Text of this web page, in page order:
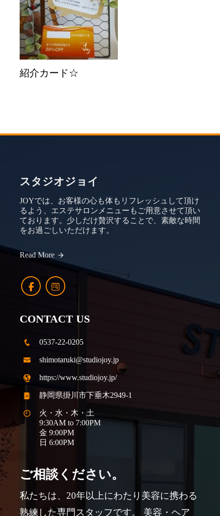
紹介カード☆
スタジオジョイ
JOYでは、お客様の心も体もリフレッシュして頂け
るよう、エステサロンメニューもご用意させて頂い
ております。少しだけ贅沢することで、素敵な時間
をお過ごしいただけます。
Read More
CONTACT US
0537-22-0205
shimotaruki@studiojoy.jp
https://www.studiojoy.jp/
静岡県掛川市下垂木2949-1
火・水・木・土
9:30AM to 7:00PM
金 9:00PM
日 6:00PM
ご相談ください。
私たちは、20年以上にわたり美容に携わる
熟練した専門スタッフです。 美容・ヘア